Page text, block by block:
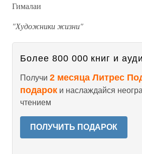
Гималаи
"Художники жизни"
Более 800 000 книг и
Получи 2 месяца Литрес
подарок и наслаждайся
чтением
ПОЛУЧИТЬ ПОДАРОК